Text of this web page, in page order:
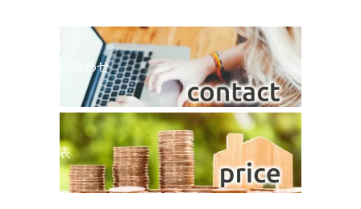
お問い合わせ
料金表